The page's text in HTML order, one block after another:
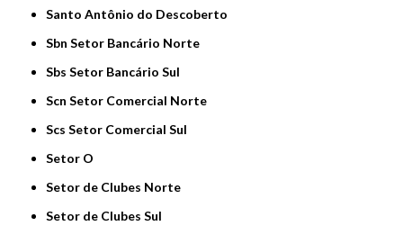
Santo Antônio do Descoberto
Sbn Setor Bancário Norte
Sbs Setor Bancário Sul
Scn Setor Comercial Norte
Scs Setor Comercial Sul
Setor O
Setor de Clubes Norte
Setor de Clubes Sul